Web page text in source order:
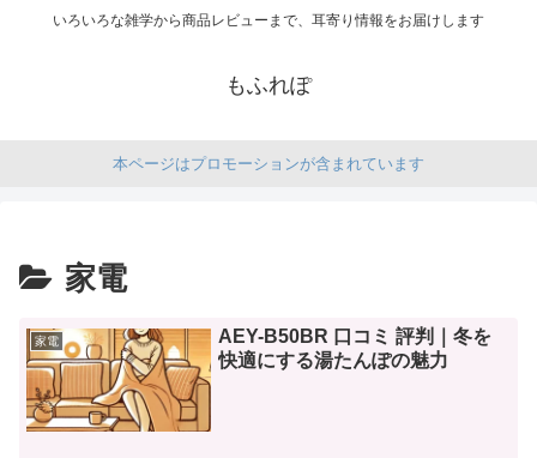
いろいろな雑学から商品レビューまで、耳寄り情報をお届けします
もふれぽ
本ページはプロモーションが含まれています
家電
家電
AEY-B50BR 口コミ 評判｜冬を
快適にする湯たんぽの魅力